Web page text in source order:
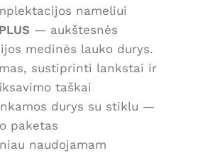
nameliui
— aukštesnės
medinės lauko durys.
sustiprinti lankstai ir
taškai
durys su stiklu —
paketas
naudojamam